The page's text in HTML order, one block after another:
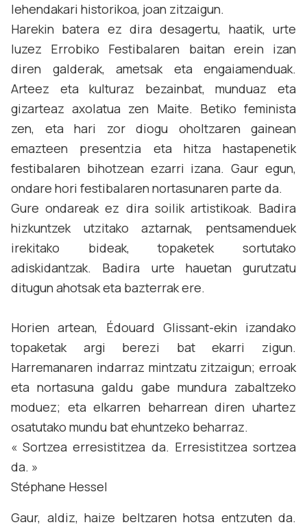
lehendakari historikoa, joan zitzaigun.
Harekin batera ez dira desagertu, haatik, urte
luzez Errobiko Festibalaren baitan erein izan
diren galderak, ametsak eta engaiamenduak.
Arteez eta kulturaz bezainbat, munduaz eta
gizarteaz axolatua zen Maite. Betiko feminista
zen, eta hari zor diogu oholtzaren gainean
emazteen presentzia eta hitza hastapenetik
festibalaren bihotzean ezarri izana. Gaur egun,
ondare hori festibalaren nortasunaren parte da.
Gure ondareak ez dira soilik artistikoak. Badira
hizkuntzek utzitako aztarnak, pentsamenduek
irekitako bideak, topaketek sortutako
adiskidantzak. Badira urte hauetan gurutzatu
ditugun ahotsak eta bazterrak ere.
Horien artean, Édouard Glissant-ekin izandako
topaketak argi berezi bat ekarri zigun.
Harremanaren indarraz mintzatu zitzaigun; erroak
eta nortasuna galdu gabe mundura zabaltzeko
moduez; eta elkarren beharrean diren uhartez
osatutako mundu bat ehuntzeko beharraz.
« Sortzea erresistitzea da. Erresistitzea sortzea
da. »
Stéphane Hessel
Gaur, aldiz, haize beltzaren hotsa entzuten da.